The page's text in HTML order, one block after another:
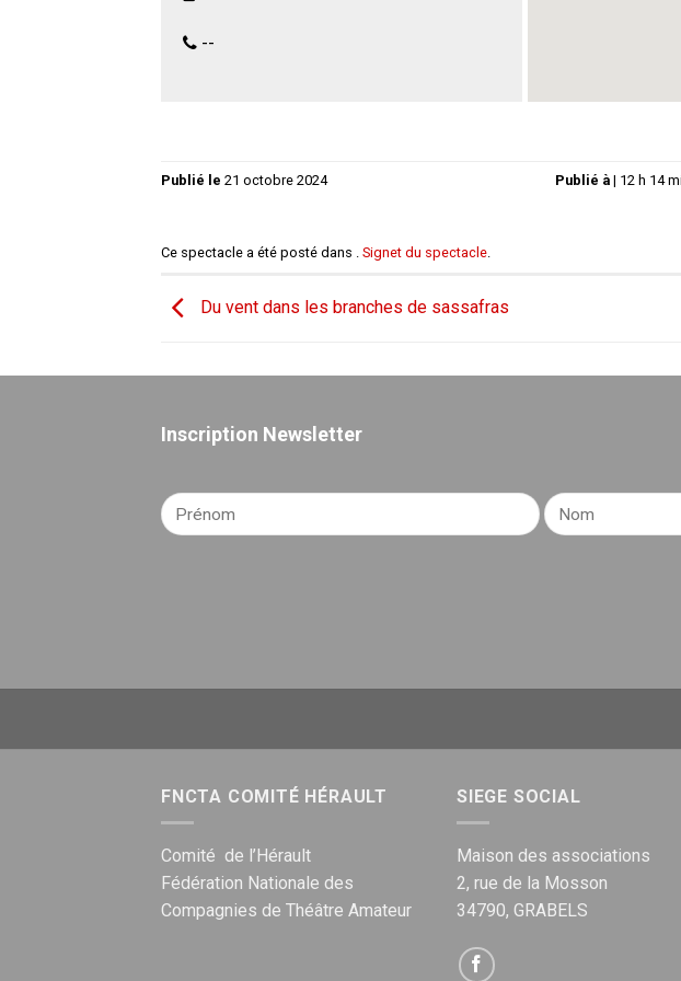
--
Publié le 21 octobre 2024 Publié à | 12 h 14
Ce spectacle a été posté dans . Signet du spectacle.
Du vent dans les branches de sassafras
Inscription Newsletter
FNCTA COMITÉ HÉRAULT
Comité de l’Hérault
Fédération Nationale des
Compagnies de Théâtre Amateur
SIEGE SOCIAL
Maison des associations
2, rue de la Mosson
34790, GRABELS